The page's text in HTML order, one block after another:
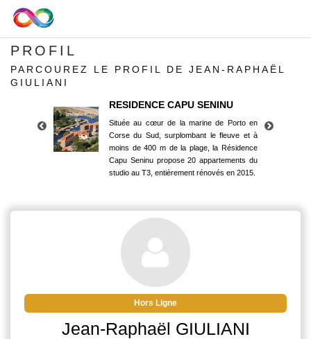
PROFIL
PARCOUREZ LE PROFIL DE JEAN-RAPHAËL
GIULIANI
RESIDENCE CAPU SENINU
Située au cœur de la marine de Porto en
Corse du Sud, surplombant le fleuve et à
moins de 400 m de la plage, la Résidence
Capu Seninu propose 20 appartements du
studio au T3, entièrement rénovés en 2015.
Corse du Sud, surplombant le fleuve et à
moins de 400 m de la plage, la Résidence
Capu Seninu propose 20 appartements du
studio au T3, entièrement rénovés en 2015.
Hors Ligne
Jean-Raphaël GIULIANI